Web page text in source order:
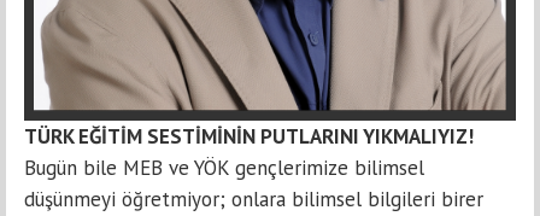
TÜRK EĞİTİM SESTİMİNİN PUTLARINI YIKMALIYIZ!
Bugün bile MEB ve YÖK gençlerimize bilimsel
düşünmeyi öğretmiyor; onlara bilimsel bilgileri birer